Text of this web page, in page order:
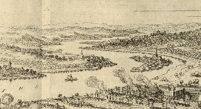
THE RHINE FROM BASEL TO KOBLENZ
Entirely new depiction of the Rhine river
1794